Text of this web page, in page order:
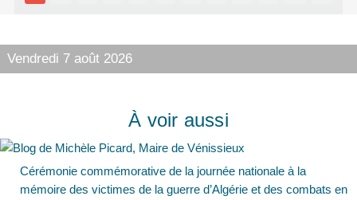
Vendredi 7 août 2026
À voir aussi
Cérémonie commémorative de la journée nationale à la
mémoire des victimes de la guerre d’Algérie et des combats en